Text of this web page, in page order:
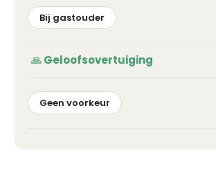
Bij gastouder
Geloofsovertuiging
Geen voorkeur